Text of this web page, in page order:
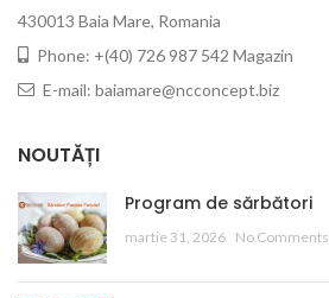
430013 Baia Mare, Romania
Phone: +(40) 726 987 542 Magazin
E-mail: baiamare@ncconcept.biz
NOUTĂȚI
Program de sărbători
martie 31, 2026 No Comments